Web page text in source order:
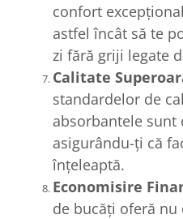
confort
astfel încât să te
zi fără griji legate
Calitate
standardelor de
absorbantele sunt
asigurându-ți că
înțeleaptă.
Economisire
de bucăți oferă